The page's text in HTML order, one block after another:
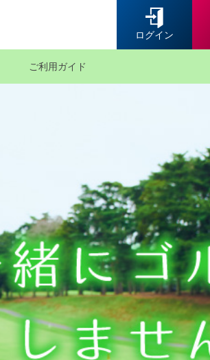
ログイン
ご利用ガイド